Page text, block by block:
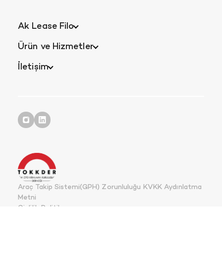
Ak Lease Filo
Ürün ve Hizmetler
İletişim
Gizlilik Politikası
Araç Takip Sistemi(GPH) Zorunluluğu KVKK Aydınlatma
Metni